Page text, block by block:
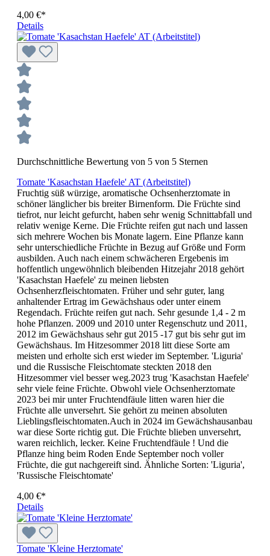
4,00 €*
Details
Durchschnittliche Bewertung von 5 von 5 Sternen
Tomate 'Kasachstan Haefele' AT (Arbeitstitel)
Fruchtig süß würzige, aromatische Ochsen­herz­tomate in
schöner länglicher bis breiter Birnenform. Die Früchte sind
tiefrot, nur leicht gefurcht, haben sehr wenig Schnitt­abfall und
relativ wenige Kerne. Die Früchte reifen gut nach und lassen
sich mehrere Wochen bis Monate lagern. Eine Pflanze kann
sehr unterschiedliche Früchte in Bezug auf Größe und Form
ausbilden. Auch nach einem schwächeren Ergebenis im
hoffentlich ungewöhnlich bleibenden Hitzejahr 2018 gehört
'Kasachstan Haefele' zu meinen liebsten
Ochsenherzfleischtomaten. Früher und sehr guter, lang
anhaltender Ertrag im Gewächshaus oder unter einem
Regendach. Früchte reifen gut nach. Sehr gesunde 1,4 - 2 m
hohe Pflanzen. 2009 und 2010 unter Regenschutz und 2011,
2012 im Gewächshaus sehr gut 2015 -17 gut bis sehr gut im
Gewächshaus. Im Hitzesommer 2018 litt diese Sorte am
meisten und erholte sich erst wieder im September. 'Liguria'
und die Russische Fleischtomate steckten 2018 den
Hitzesommer viel besser weg.2023 trug 'Kasachstan Haefele'
sehr viele feine Früchte. Obwohl viele Ochsenherztomate
2023 bei mir unter Fruchtendfäule litten waren hier die
Früchte alle unversehrt. Sie gehört zu meinen absoluten
Lieblingsfleischtomaten.Auch in 2024 im Gewächshausanbau
war diese Sorte richtig gut. Die Früchte blieben unversehrt,
waren reichlich, lecker. Keine Fruchtendfäule ! Und die
Pflanze hing beim Roden Ende September noch voller
Früchte, die gut nachgereift sind. Ähnliche Sorten: 'Liguria',
'Russische Fleischtomate'
4,00 €*
Details
Tomate 'Kleine Herztomate'